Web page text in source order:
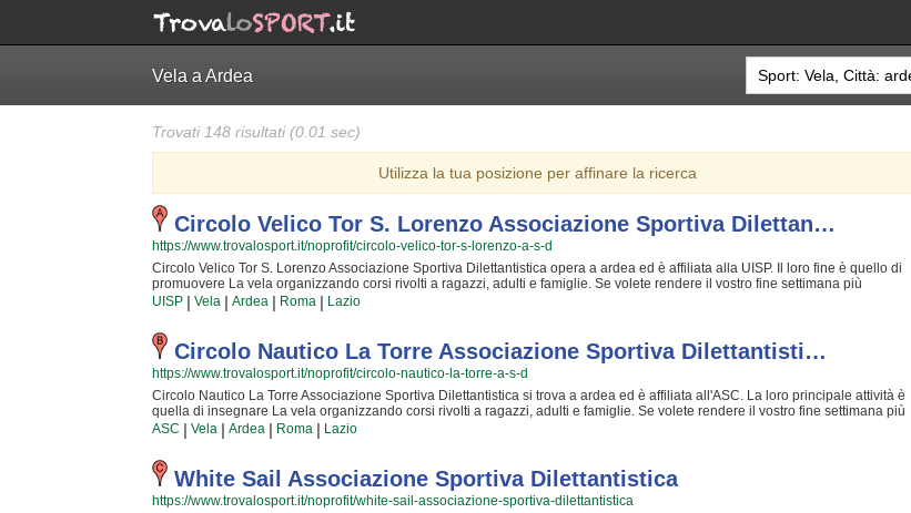
Vela a Ardea
Trovati 148 risultati (0.01 sec)
Utilizza la tua posizione per affinare la ricerca
Circolo Velico Tor S. Lorenzo Associazione Sportiva Dilettan…
https://www.trovalosport.it/noprofit/circolo-velico-tor-s-lorenzo-a-s-d
Circolo Velico Tor S. Lorenzo Associazione Sportiva Dilettantistica opera a ardea ed è affiliata alla UISP. Il loro fine è quello di
promuovere La vela organizzando corsi rivolti a ragazzi, adulti e famiglie. Se volete rendere il vostro fine settimana più
interessante con un'attività un po' diversa dal normale è il caso di sperimentare La vela. I loro istruttori gentili e professionali si
impegneranno al massimo per rendere la vostra esperienza ancora più accattivante e stimolante con i loro corsi di vela. Inserita
da tempo nella comunità di ardea, Circolo Velico Tor S. Lorenzo Associazione Sportiva Dilettantistica è famosa per rendere più
movimentate le giornate di coloro che si preparano a concedersi qualche svago all'aria aperta e a contatto con la natura. Se
vuoi iscriverti o semplicemente scoprire di più sui loro corsi puoi venire in sede o mandare un messaggio cliccando sul bottone
"Contattaci" presente nella pagina.
UISP | Vela | Ardea | Roma | Lazio
Circolo Nautico La Torre Associazione Sportiva Dilettantisti…
https://www.trovalosport.it/noprofit/circolo-nautico-la-torre-a-s-d
Circolo Nautico La Torre Associazione Sportiva Dilettantistica si trova a ardea ed è affiliata all'ASC. La loro principale attività è
quella di insegnare La vela organizzando corsi rivolti a ragazzi, adulti e famiglie. Se volete rendere il vostro fine settimana più
interessante con un'attività un po' diversa dalla quotidiana banalità è il caso di provare La vela. I loro istruttori gentili e
professionali si impegneranno al massimo per rendere la vostra esperienza ancora più particolare e stimolante con i loro corsi
di vela. Inserita da tempo nella comunità di ardea, Circolo Nautico La Torre Associazione Sportiva Dilettantistica è nota per
rendere più movimentate le giornate di coloro che desiderano concedersi qualche svago all'aria aperta e a contatto con la
natura. Se vuoi iscriverti o semplicemente informarti sui loro corsi puoi recarti in sede o inviare un messaggio cliccando sul
bottone "Contattaci" presente nella pagina.
ASC | Vela | Ardea | Roma | Lazio
White Sail Associazione Sportiva Dilettantistica
https://www.trovalosport.it/noprofit/white-sail-associazione-sportiva-dilettantistica